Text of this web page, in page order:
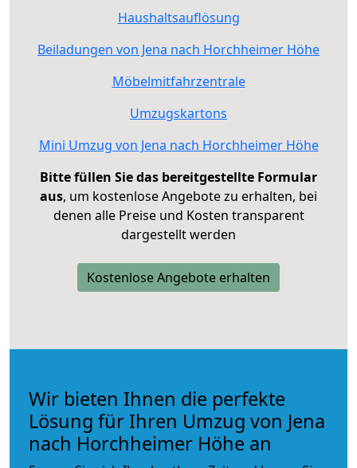
Haushaltsauflösung
Beiladungen von Jena nach Horchheimer Höhe
Möbelmitfahrzentrale
Umzugskartons
Mini Umzug von Jena nach Horchheimer Höhe
Bitte füllen Sie das bereitgestellte Formular
aus, um kostenlose Angebote zu erhalten, bei
denen alle Preise und Kosten transparent
dargestellt werden
Kostenlose Angebote erhalten
Wir bieten Ihnen die perfekte
Lösung für Ihren Umzug von Jena
nach Horchheimer Höhe an